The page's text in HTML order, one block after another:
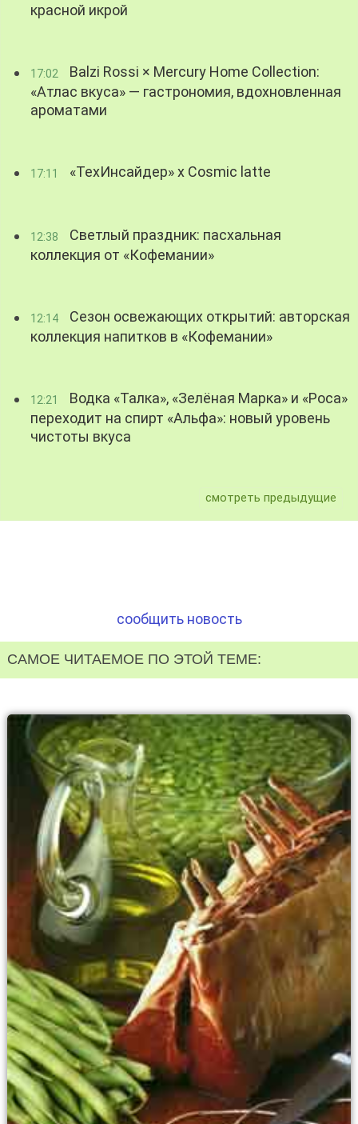
красной икрой
17:02
Balzi Rossi × Mercury Home Collection:
«Атлас вкуса» — гастрономия, вдохновленная
ароматами
17:11 «ТехИнсайдер» х Cosmic latte
12:38
Светлый праздник: пасхальная
коллекция от «Кофемании»
12:14
Сезон освежающих открытий: авторская
коллекция напитков в «Кофемании»
12:21
Водка «Талка», «Зелёная Марка» и «Роса»
переходит на спирт «Альфа»: новый уровень
чистоты вкуса
смотреть предыдущие
сообщить новость
САМОЕ ЧИТАЕМОЕ ПО ЭТОЙ ТЕМЕ: